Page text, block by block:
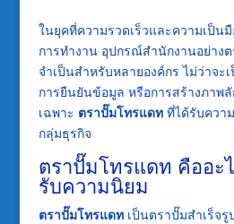
ในยุคที่ความรวดเร็วและความเป็
การทำงาน อุปกรณ์สำนักงานอย่างต
จำเป็นสำหรับหลายองค์กร ไม่ว่าจะ
การยืนยันข้อมูล หรือการสร้างภาพ
เฉพาะ ตราปั๊มโทรแดทที่ได้รับควา
กลุ่มธุรกิจ
ตราปั๊มโทรแดท คืออะ
รับความนิยม
ตราปั๊มโทรแดทเป็นตราปั๊มสำเร็จ